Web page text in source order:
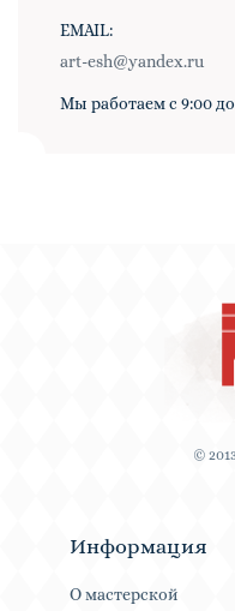
EMAIL:
art-esh@yandex.ru
Мы работаем с 9:00
©
Информация
О мастерской